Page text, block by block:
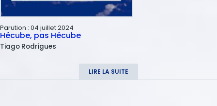
Parution : 04 juillet 2024
Hécube, pas Hécube
Tiago Rodrigues
LIRE LA SUITE